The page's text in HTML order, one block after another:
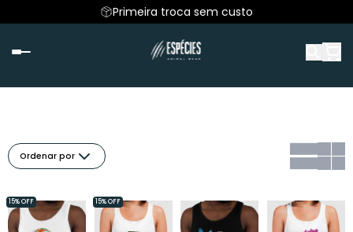
Primeira troca sem custo
Ordenar por
15% OFF 15% OFF